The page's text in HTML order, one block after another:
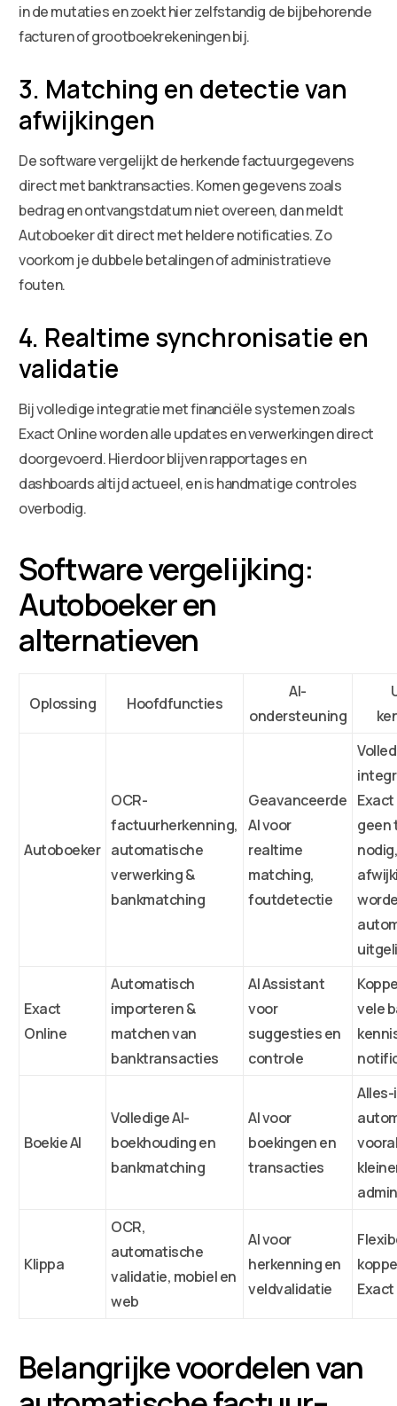
in de mutaties en zoekt hier zelfstandig de bijbehorende
facturen of grootboekrekeningen bij.
3. Matching en detectie van
afwijkingen
De software vergelijkt de herkende factuurgegevens
direct met banktransacties. Komen gegevens zoals
bedrag en ontvangstdatum niet overeen, dan meldt
Autoboeker dit direct met heldere notificaties. Zo
voorkom je dubbele betalingen of administratieve
fouten.
4. Realtime synchronisatie en
validatie
Bij volledige integratie met financiële systemen zoals
Exact Online worden alle updates en verwerkingen direct
doorgevoerd. Hierdoor blijven rapportages en
dashboards altijd actueel, en is handmatige controles
overbodig.
Software vergelijking:
Autoboeker en
alternatieven
Oplossing Hoofdfuncties
AI-
ondersteuning
Autoboeker
OCR-
factuurherkenning,
automatische
verwerking &
bankmatching
Geavanceerde
AI voor
realtime
matching,
foutdetectie
geen
Exact
Online
Automatisch
importeren &
matchen van
banktransacties
AI Assistant
voor
suggesties en
controle
vele
Boekie AI
Volledige AI-
boekhouding en
bankmatching
AI voor
boekingen en
transacties
Klippa
OCR,
automatische
validatie, mobiel en
web
AI voor
herkenning en
veldvalidatie
Exact
Belangrijke voordelen van